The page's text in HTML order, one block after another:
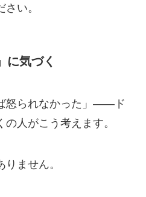
い。
に気づく
怒られなかった」——ド
人がこう考えます。
ません。